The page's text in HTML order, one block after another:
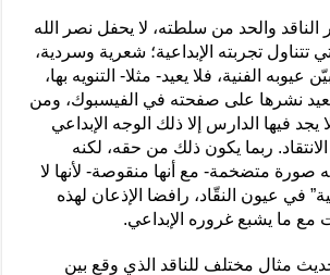
الناقد والحد من سلطته، لا يحفل نصر الله
تتناول تجربته الإبداعية؛ شعرية وسردية،
عيوبه الفنية، فلا يعيد- مثلا- التنويه بها،
يعيد نشرها على صفحته في الفيسبوك، ومن
يجد فيها الدارس إلا ذلك الوجه الإبداعي
ربما يكون ذلك من حقه، لكنه
صورة متضخمة- مع أنها منقوصة- لأنها لا
في عيون النقّاد، رافضا الإذعان لهذه
مع ما يشبع غروره الإبداعي.
مثال مختلف للناقد الذي وقع بين